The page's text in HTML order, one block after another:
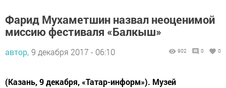
Фарид Мухаметшин назвал неоценимой
миссию фестиваля «Балкыш»
автор, 9 декабря 2017 - 06:10 902 0 0
(Казань, 9 декабря, «Татар-информ»). Музей